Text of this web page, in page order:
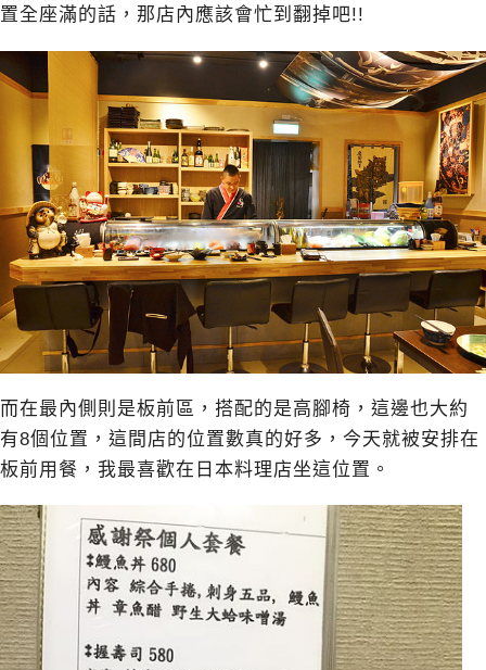
置全座滿的話，那店內應該會忙到翻掉吧!!
而在最內側則是板前區，搭配的是高腳椅，這邊也大約
有8個位置，這間店的位置數真的好多，今天就被安排在
板前用餐，我最喜歡在日本料理店坐這位置。